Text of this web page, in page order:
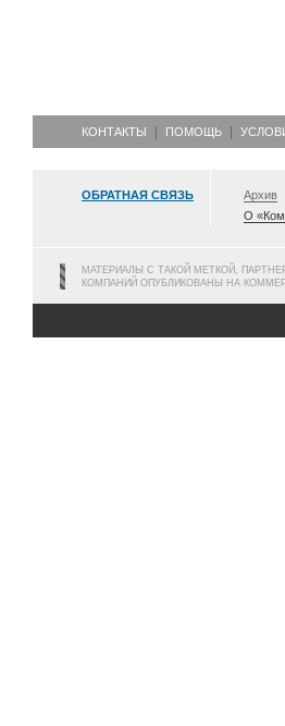
КОНТАКТЫ ПОМОЩЬ
ОБРАТНАЯ СВЯЗЬ Архив
О
МАТЕРИАЛЫ С ТАКОЙ МЕТКОЙ,
КОМПАНИЙ ОПУБЛИКОВАНЫ НА